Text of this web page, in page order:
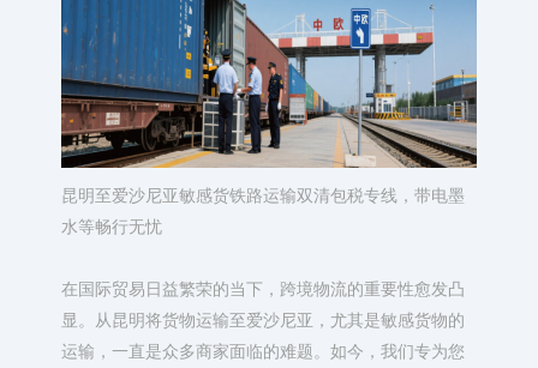
昆明至爱沙尼亚敏感货铁路运输双清包税专线，带电墨
水等畅行无忧​
在国际贸易日益繁荣的当下，跨境物流的重要性愈发凸
显。从昆明将货物运输至爱沙尼亚，尤其是敏感货物的
运输，一直是众多商家面临的难题。如今，我们专为您